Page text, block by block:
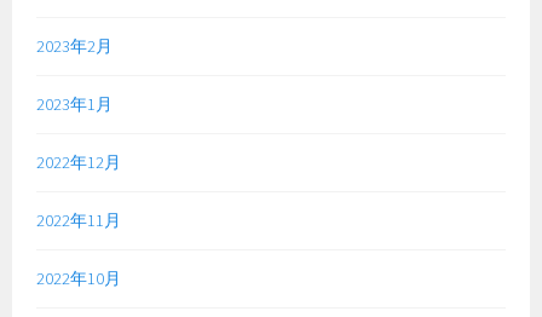
2023年2月
2023年1月
2022年12月
2022年11月
2022年10月